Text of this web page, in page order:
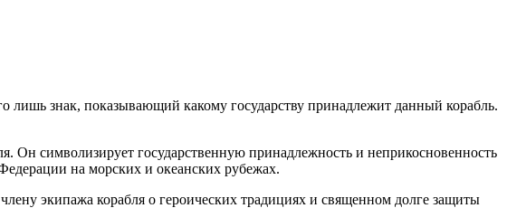
лишь знак, показывающий какому государству принадлежит данный корабль.
Он символизирует государственную принадлежность и неприкосновенность
на морских и океанских рубежах.
экипажа корабля о героических традициях и священном долге защиты